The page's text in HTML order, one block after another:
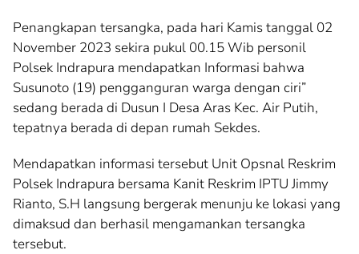
Penangkapan tersangka, pada hari Kamis tanggal 02
November 2023 sekira pukul 00.15 Wib personil
Polsek Indrapura mendapatkan Informasi bahwa
Susunoto (19) pengganguran warga dengan ciri”
sedang berada di Dusun I Desa Aras Kec. Air Putih,
tepatnya berada di depan rumah Sekdes.
Mendapatkan informasi tersebut Unit Opsnal Reskrim
Polsek Indrapura bersama Kanit Reskrim IPTU Jimmy
Rianto, S.H langsung bergerak menunju ke lokasi yang
dimaksud dan berhasil mengamankan tersangka
tersebut.